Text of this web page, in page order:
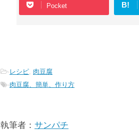
Pocket B!
-レシピ, 肉豆腐
-肉豆腐、簡単、作り方
執筆者： サンパチ